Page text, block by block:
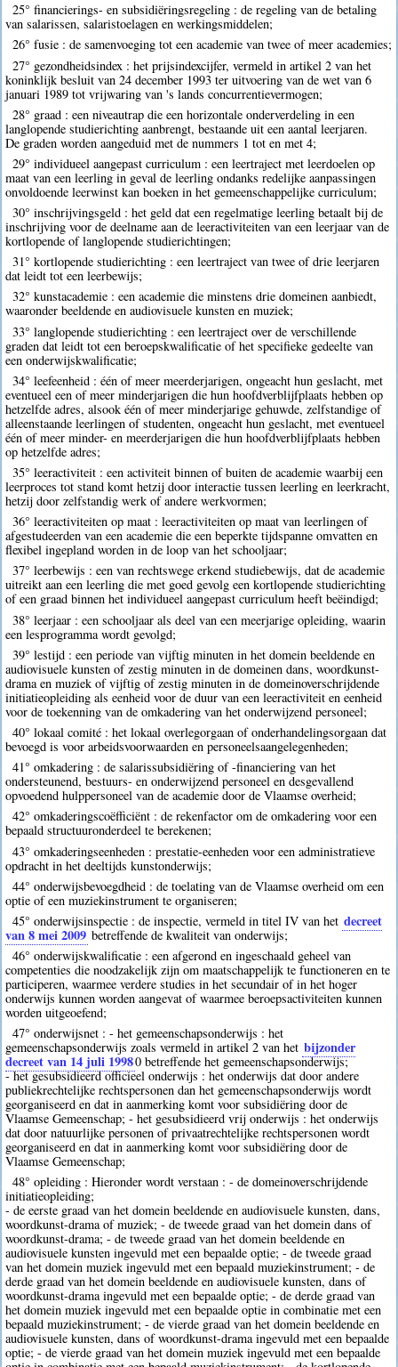
25° financierings- en subsidiëringsregeling : de regeling van de betaling
van salarissen, salaristoelagen en werkingsmiddelen;
26° fusie : de samenvoeging tot een academie van twee of meer academies;
27° gezondheidsindex : het prijsindexcijfer, vermeld in artikel 2 van het
koninklijk besluit van 24 december 1993 ter uitvoering van de wet van 6
januari 1989 tot vrijwaring van 's lands concurrentievermogen;
28° graad : een niveautrap die een horizontale onderverdeling in een
langlopende studierichting aanbrengt, bestaande uit een aantal leerjaren.
De graden worden aangeduid met de nummers 1 tot en met 4;
29° individueel aangepast curriculum : een leertraject met leerdoelen op
maat van een leerling in geval de leerling ondanks redelijke aanpassingen
onvoldoende leerwinst kan boeken in het gemeenschappelijke curriculum;
30° inschrijvingsgeld : het geld dat een regelmatige leerling betaalt bij de
inschrijving voor de deelname aan de leeractiviteiten van een leerjaar van de
kortlopende of langlopende studierichtingen;
31° kortlopende studierichting : een leertraject van twee of drie leerjaren
dat leidt tot een leerbewijs;
32° kunstacademie : een academie die minstens drie domeinen aanbiedt,
waaronder beeldende en audiovisuele kunsten en muziek;
33° langlopende studierichting : een leertraject over de verschillende
graden dat leidt tot een beroepskwalificatie of het specifieke gedeelte van
een onderwijskwalificatie;
34° leefeenheid : één of meer meerderjarigen, ongeacht hun geslacht, met
eventueel een of meer minderjarigen die hun hoofdverblijfplaats hebben op
hetzelfde adres, alsook één of meer minderjarige gehuwde, zelfstandige of
alleenstaande leerlingen of studenten, ongeacht hun geslacht, met eventueel
één of meer minder- en meerderjarigen die hun hoofdverblijfplaats hebben
op hetzelfde adres;
35° leeractiviteit : een activiteit binnen of buiten de academie waarbij een
leerproces tot stand komt hetzij door interactie tussen leerling en leerkracht,
hetzij door zelfstandig werk of andere werkvormen;
36° leeractiviteiten op maat : leeractiviteiten op maat van leerlingen of
afgestudeerden van een academie die een beperkte tijdspanne omvatten en
flexibel ingepland worden in de loop van het schooljaar;
37° leerbewijs : een van rechtswege erkend studiebewijs, dat de academie
uitreikt aan een leerling die met goed gevolg een kortlopende studierichting
of een graad binnen het individueel aangepast curriculum heeft beëindigd;
38° leerjaar : een schooljaar als deel van een meerjarige opleiding, waarin
een lesprogramma wordt gevolgd;
39° lestijd : een periode van vijftig minuten in het domein beeldende en
audiovisuele kunsten of zestig minuten in de domeinen dans, woordkunst-
drama en muziek of vijftig of zestig minuten in de domeinoverschrijdende
initiatieopleiding als eenheid voor de duur van een leeractiviteit en eenheid
voor de toekenning van de omkadering van het onderwijzend personeel;
40° lokaal comité : het lokaal overlegorgaan of onderhandelingsorgaan dat
bevoegd is voor arbeidsvoorwaarden en personeelsaangelegenheden;
41° omkadering : de salarissubsidiëring of -financiering van het
ondersteunend, bestuurs- en onderwijzend personeel en desgevallend
opvoedend hulppersoneel van de academie door de Vlaamse overheid;
42° omkaderingscoëfficiënt : de rekenfactor om de omkadering voor een
bepaald structuuronderdeel te berekenen;
43° omkaderingseenheden : prestatie-eenheden voor een administratieve
opdracht in het deeltijds kunstonderwijs;
44° onderwijsbevoegdheid : de toelating van de Vlaamse overheid om een
optie of een muziekinstrument te organiseren;
45° onderwijsinspectie : de inspectie, vermeld in titel IV van het decreet
van 8 mei 2009 betreffende de kwaliteit van onderwijs;
46° onderwijskwalificatie : een afgerond en ingeschaald geheel van
competenties die noodzakelijk zijn om maatschappelijk te functioneren en te
participeren, waarmee verdere studies in het secundair of in het hoger
onderwijs kunnen worden aangevat of waarmee beroepsactiviteiten kunnen
worden uitgeoefend;
47° onderwijsnet : - het gemeenschapsonderwijs : het
gemeenschapsonderwijs zoals vermeld in artikel 2 van het bijzonder
decreet van 14 juli 19980 betreffende het gemeenschapsonderwijs;
- het gesubsidieerd officieel onderwijs : het onderwijs dat door andere
publiekrechtelijke rechtspersonen dan het gemeenschapsonderwijs wordt
georganiseerd en dat in aanmerking komt voor subsidiëring door de
Vlaamse Gemeenschap; - het gesubsidieerd vrij onderwijs : het onderwijs
dat door natuurlijke personen of privaatrechtelijke rechtspersonen wordt
georganiseerd en dat in aanmerking komt voor subsidiëring door de
Vlaamse Gemeenschap;
48° opleiding : Hieronder wordt verstaan : - de domeinoverschrijdende
initiatieopleiding;
- de eerste graad van het domein beeldende en audiovisuele kunsten, dans,
woordkunst-drama of muziek; - de tweede graad van het domein dans of
woordkunst-drama; - de tweede graad van het domein beeldende en
audiovisuele kunsten ingevuld met een bepaalde optie; - de tweede graad
van het domein muziek ingevuld met een bepaald muziekinstrument; - de
derde graad van het domein beeldende en audiovisuele kunsten, dans of
woordkunst-drama ingevuld met een bepaalde optie; - de derde graad van
het domein muziek ingevuld met een bepaalde optie in combinatie met een
bepaald muziekinstrument; - de vierde graad van het domein beeldende en
audiovisuele kunsten, dans of woordkunst-drama ingevuld met een bepaalde
optie; - de vierde graad van het domein muziek ingevuld met een bepaalde